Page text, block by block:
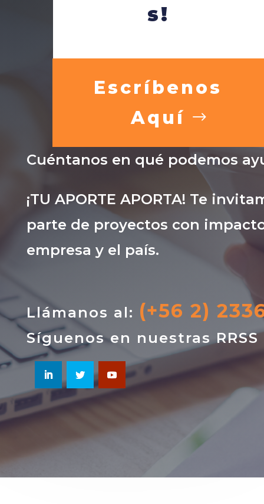
s!
Escríbenos
Aquí
Cuéntanos en qué podemos
¡TU APORTE APORTA! Te
parte de proyectos con
empresa y el país.
Llámanos al: (+56 2)
Síguenos en nuestras RRSS